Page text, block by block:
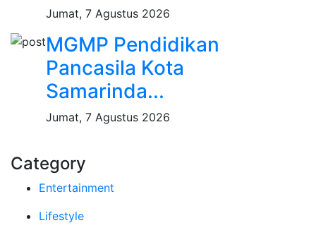
Jumat, 7 Agustus 2026
MGMP Pendidikan
Pancasila Kota
Samarinda...
Jumat, 7 Agustus 2026
Category
Entertainment
Lifestyle